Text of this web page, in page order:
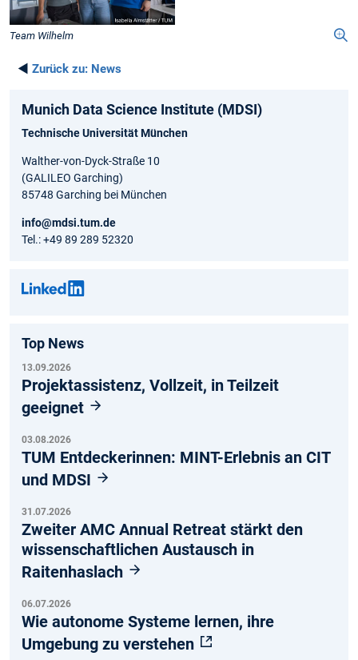
Team Wilhelm
◄ Zurück zu: News
Munich Data Science Institute (MDSI)
Technische Universität München
Walther-von-Dyck-Straße 10
(GALILEO Garching)
85748 Garching bei München
info@mdsi.tum.de
Tel.: +49 89 289 52320
Top News
13.09.2026
Projektassistenz, Vollzeit, in Teilzeit
geeignet
03.08.2026
TUM Entdeckerinnen: MINT-Erlebnis an CIT
und MDSI
31.07.2026
Zweiter AMC Annual Retreat stärkt den
wissenschaftlichen Austausch in
Raitenhaslach
06.07.2026
Wie autonome Systeme lernen, ihre
Umgebung zu verstehen